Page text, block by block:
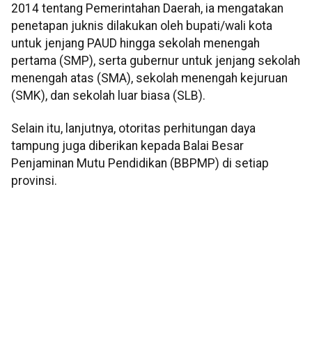
2014 tentang Pemerintahan Daerah, ia mengatakan
penetapan juknis dilakukan oleh bupati/wali kota
untuk jenjang PAUD hingga sekolah menengah
pertama (SMP), serta gubernur untuk jenjang sekolah
menengah atas (SMA), sekolah menengah kejuruan
(SMK), dan sekolah luar biasa (SLB).
Selain itu, lanjutnya, otoritas perhitungan daya
tampung juga diberikan kepada Balai Besar
Penjaminan Mutu Pendidikan (BBPMP) di setiap
provinsi.